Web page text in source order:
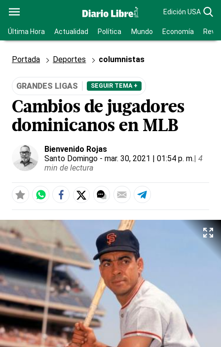
Edición USA
Última Hora Actualidad Política Mundo Economía
Portada Deportes columnistas
GRANDES LIGAS SEGUIR TEMA +
Cambios de jugadores
dominicanos en MLB
Bienvenido Rojas
Santo Domingo - mar. 30, 2021 | 01:54 p. m.| 4
min de lectura